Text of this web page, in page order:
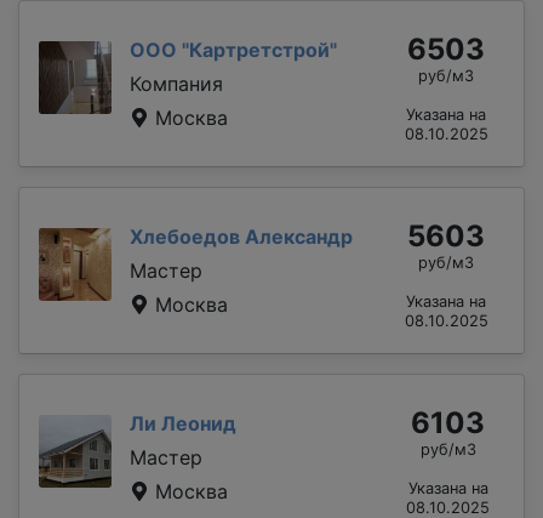
ООО "Картретстрой"
Компания
Москва
6503
руб/м3
Указана на
08.10.2025
Хлебоедов Александр
Мастер
Москва
5603
руб/м3
Указана на
08.10.2025
Ли Леонид
Мастер
Москва
6103
руб/м3
Указана на
08.10.2025